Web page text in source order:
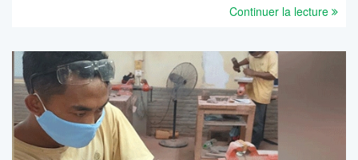
Continuer la lecture